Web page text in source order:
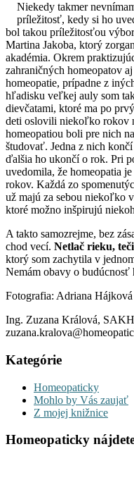
Niekedy takmer
príležitosť, kedy si ho
bol takou príležitosťou
Martina Jakoba, ktorý
akadémia. Okrem
zahraničných homeopatov
homeopatie, prípadne z
hľadisku veľkej auly som
dievčatami, ktoré ma po
deti oslovili niekoľko rokov
homeopatiou boli pre nich
študovať. Jedna z nich
ďalšia ho ukončí o rok. Pri
uvedomila, že homeopatia
rokov. Každá zo
už majú za sebou niekoľko
ktoré možno inšpirujú
A takto samozrejme, bez
chod vecí. Netlač rieku,
ktorý som zachytila v
Nemám obavy o budúcnosť
Fotografia: Adriana Hájková
Ing. Zuzana Králová,
Kategórie
Homeopaticky
Mohlo by Vás zaujať
Z mojej knižnice
Homeopaticky